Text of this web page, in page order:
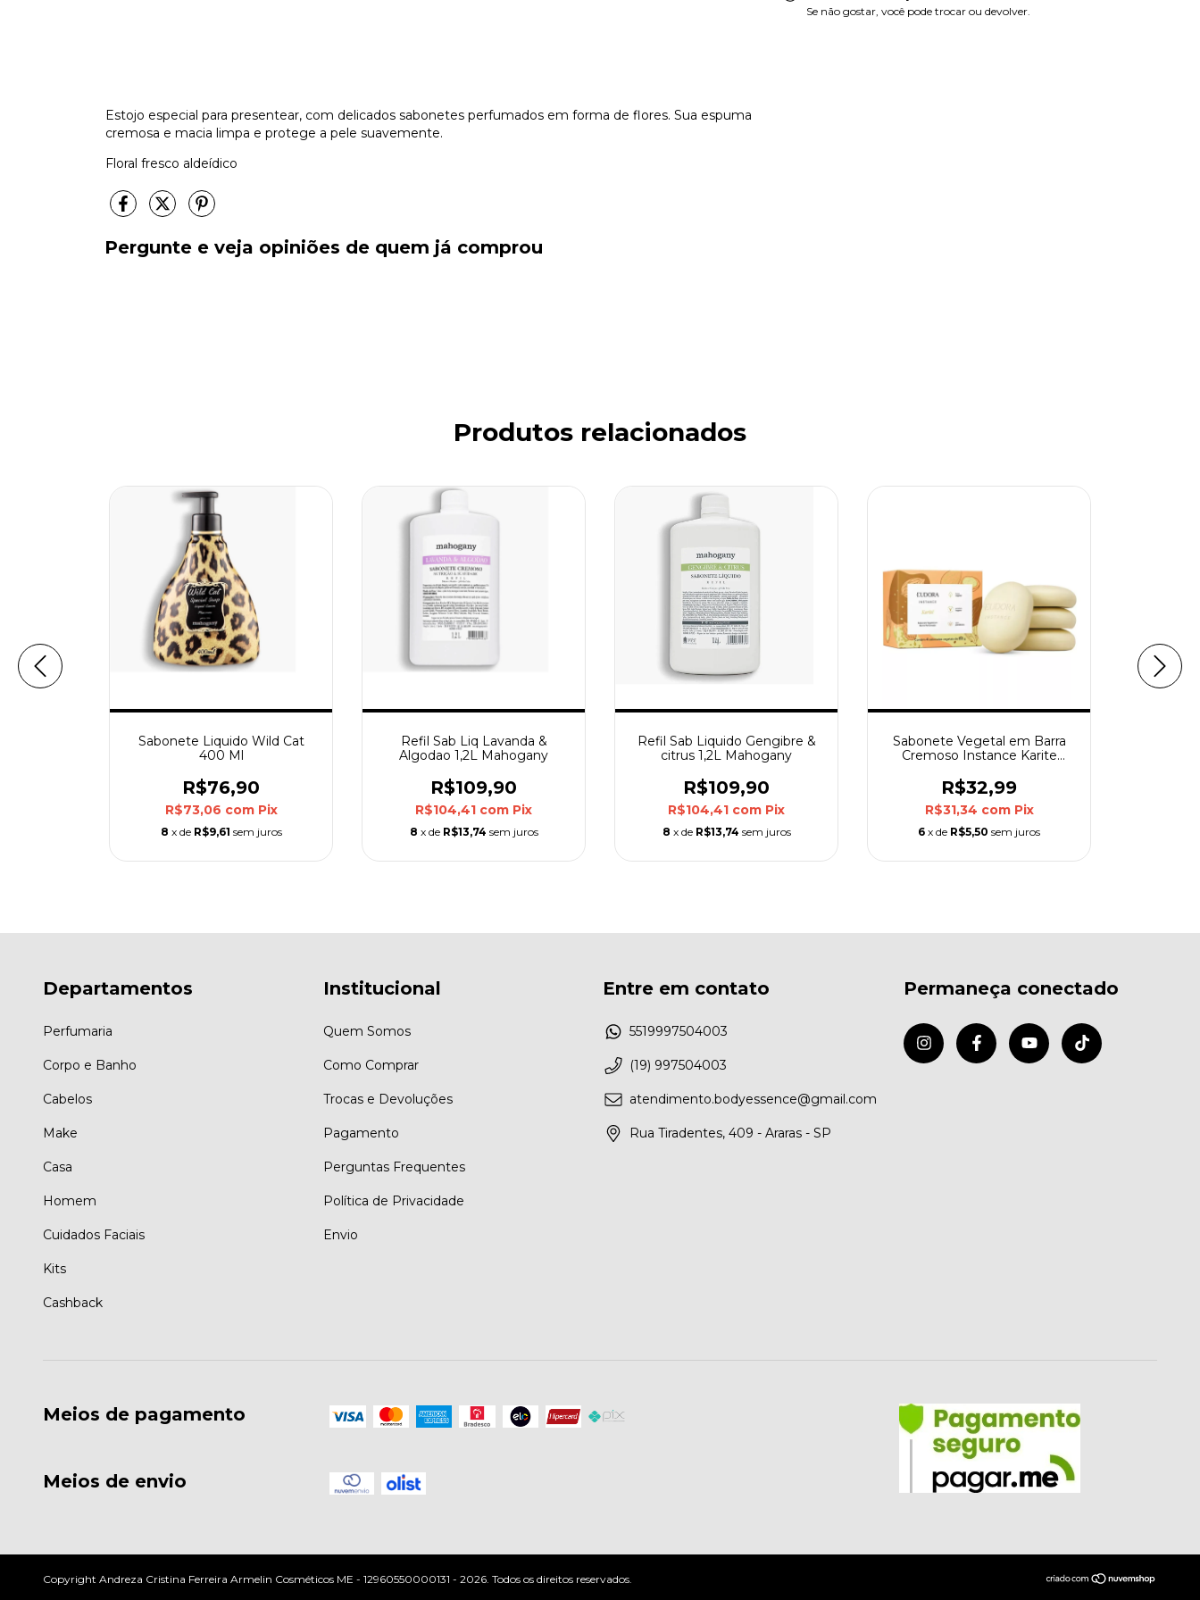
Estojo especial para presentear, com delicados sabonetes perfumados em forma de flores. Sua espuma
cremosa e macia limpa e protege a pele suavemente.
Floral fresco aldeídico
Se não gostar, você pode trocar ou devolver.
Pergunte e veja opiniões de quem já comprou
Produtos relacionados
Sabonete Liquido Wild Cat
400 Ml
R$76,90
R$73,06 com Pix
8 x de R$9,61 sem juros
Refil Sab Liq Lavanda &
Algodao 1,2L Mahogany
R$109,90
R$104,41 com Pix
8 x de R$13,74 sem juros
Refil Sab Liquido Gengibre &
citrus 1,2L Mahogany
R$109,90
R$104,41 com Pix
8 x de R$13,74 sem juros
Sabonete Vegetal em Barra
Cremoso Instance Karite
R$32,99
R$31,34 com Pix
6 x de R$5,50 sem juros
Departamentos
Perfumaria
Corpo e Banho
Cabelos
Make
Casa
Homem
Cuidados Faciais
Kits
Cashback
Institucional
Quem Somos
Como Comprar
Trocas e Devoluções
Pagamento
Perguntas Frequentes
Política de Privacidade
Envio
Entre em contato
5519997504003
(19) 997504003
atendimento.bodyessence@gmail.com
Rua Tiradentes, 409 - Araras - SP
Permaneça conectado
Meios de pagamento
Meios de envio
Copyright Andreza Cristina Ferreira Armelin Cosméticos ME - 12960550000131 - 2026. Todos os direitos reservados.